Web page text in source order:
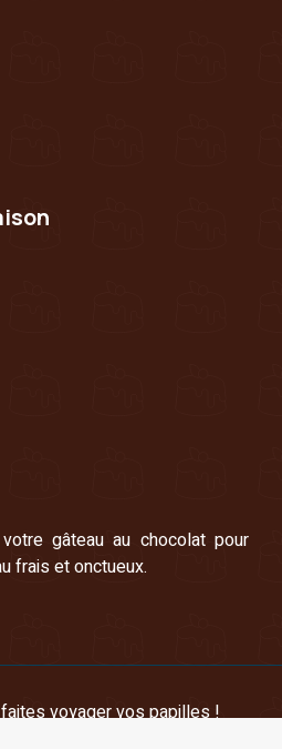
gâteau au chocolat pour
frais et onctueux.
voyager vos papilles !